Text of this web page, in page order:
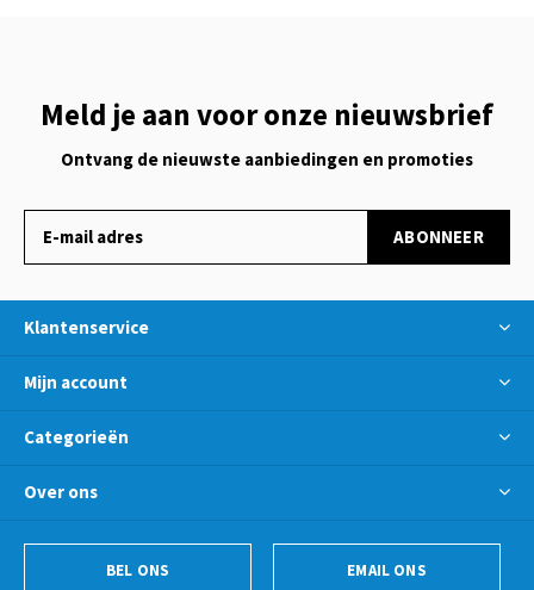
Meld je aan voor onze nieuwsbrief
Ontvang de nieuwste aanbiedingen en promoties
ABONNEER
Klantenservice
Mijn account
Categorieën
Over ons
BEL ONS EMAIL ONS